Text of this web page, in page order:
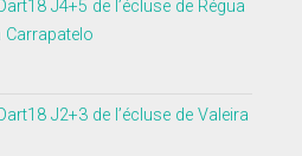
J4+5 de l’écluse de Régua
Carrapatelo
J2+3 de l’écluse de Valeira